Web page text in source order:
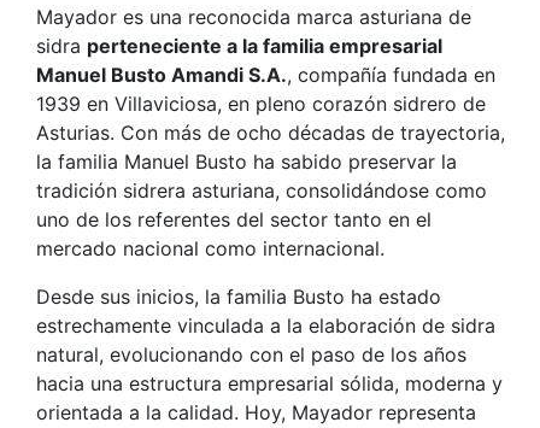
Mayador es una reconocida marca asturiana de
sidra perteneciente a la familia empresarial
Manuel Busto Amandi S.A., compañía fundada en
1939 en Villaviciosa, en pleno corazón sidrero de
Asturias. Con más de ocho décadas de trayectoria,
la familia Manuel Busto ha sabido preservar la
tradición sidrera asturiana, consolidándose como
uno de los referentes del sector tanto en el
mercado nacional como internacional.
Desde sus inicios, la familia Busto ha estado
estrechamente vinculada a la elaboración de sidra
natural, evolucionando con el paso de los años
hacia una estructura empresarial sólida, moderna y
orientada a la calidad. Hoy, Mayador representa